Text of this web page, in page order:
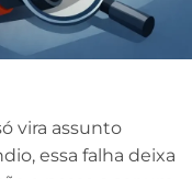
vira assunto
essa falha deixa